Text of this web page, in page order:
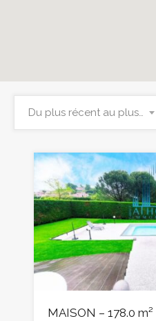
Du plus récent au plus ancien
MAISON – 178.0